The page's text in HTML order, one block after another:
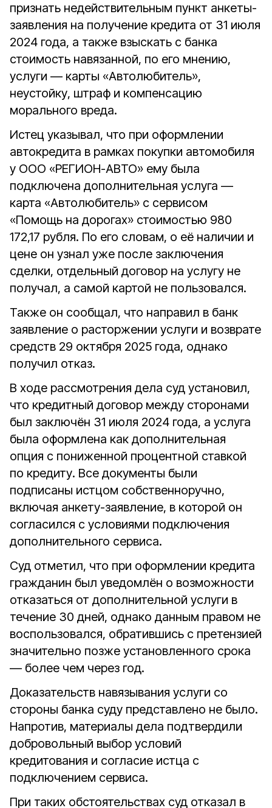
признать недействительным пункт анкеты-
заявления на получение кредита от 31 июля
2024 года, а также взыскать с банка
стоимость навязанной, по его мнению,
услуги — карты «Автолюбитель»,
неустойку, штраф и компенсацию
морального вреда.
Истец указывал, что при оформлении
автокредита в рамках покупки автомобиля
у ООО «РЕГИОН-АВТО» ему была
подключена дополнительная услуга —
карта «Автолюбитель» с сервисом
«Помощь на дорогах» стоимостью 980
172,17 рубля. По его словам, о её наличии и
цене он узнал уже после заключения
сделки, отдельный договор на услугу не
получал, а самой картой не пользовался.
Также он сообщал, что направил в банк
заявление о расторжении услуги и возврате
средств 29 октября 2025 года, однако
получил отказ.
В ходе рассмотрения дела суд установил,
что кредитный договор между сторонами
был заключён 31 июля 2024 года, а услуга
была оформлена как дополнительная
опция с пониженной процентной ставкой
по кредиту. Все документы были
подписаны истцом собственноручно,
включая анкету-заявление, в которой он
согласился с условиями подключения
дополнительного сервиса.
Суд отметил, что при оформлении кредита
гражданин был уведомлён о возможности
отказаться от дополнительной услуги в
течение 30 дней, однако данным правом не
воспользовался, обратившись с претензией
значительно позже установленного срока
— более чем через год.
Доказательств навязывания услуги со
стороны банка суду представлено не было.
Напротив, материалы дела подтвердили
добровольный выбор условий
кредитования и согласие истца с
подключением сервиса.
При таких обстоятельствах суд отказал в